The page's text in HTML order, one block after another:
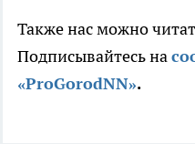
Также нас можно
Подписывайтесь на
«ProGorodNN».